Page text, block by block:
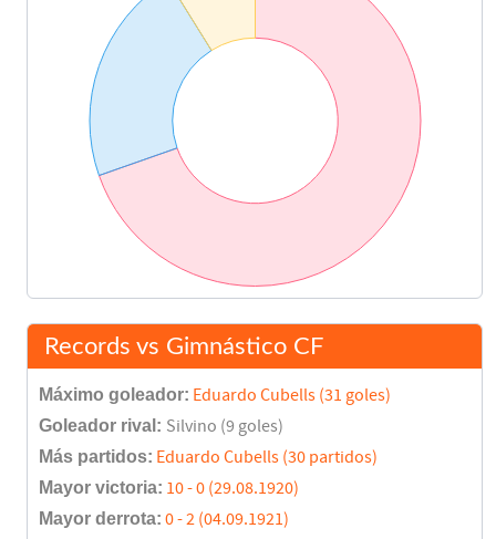
Records vs Gimnástico CF
Máximo goleador: Eduardo Cubells (31 goles)
Goleador rival: Silvino (9 goles)
Más partidos: Eduardo Cubells (30 partidos)
Mayor victoria: 10 - 0 (29.08.1920)
Mayor derrota: 0 - 2 (04.09.1921)